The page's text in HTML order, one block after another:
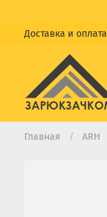
Доставка и оплата
Главная ARH